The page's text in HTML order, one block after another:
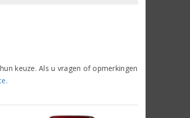
keuze. Als u vragen of opmerkingen
.